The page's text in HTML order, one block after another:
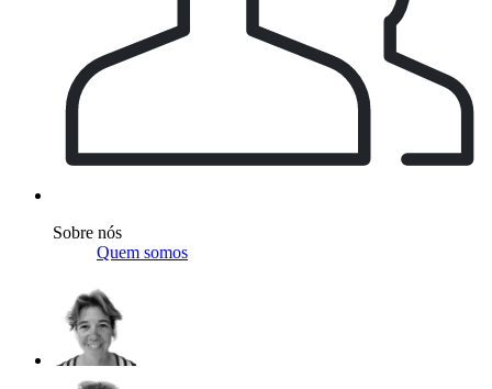
Sobre nós
Quem somos